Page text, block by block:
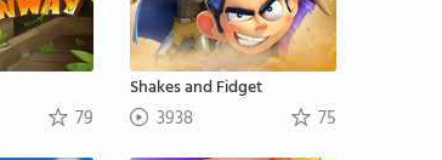
79
Shakes and Fidget
3938 75